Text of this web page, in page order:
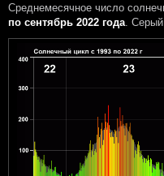
Среднемесячное число
по сентябрь 2022 года .